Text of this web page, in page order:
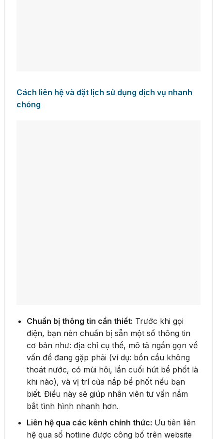
Cách liên hệ và đặt lịch sử dụng dịch vụ nhanh
chóng
Chuẩn bị thông tin cần thiết: Trước khi gọi
điện, bạn nên chuẩn bị sẵn một số thông tin
cơ bản như: địa chỉ cụ thể, mô tả ngắn gọn về
vấn đề đang gặp phải (ví dụ: bồn cầu không
thoát nước, có mùi hôi, lần cuối hút bể phốt là
khi nào), và vị trí của nắp bể phốt nếu bạn
biết. Điều này sẽ giúp nhân viên tư vấn nắm
bắt tình hình nhanh hơn.
Liên hệ qua các kênh chính thức: Ưu tiên liên
hệ qua số hotline được công bố trên website